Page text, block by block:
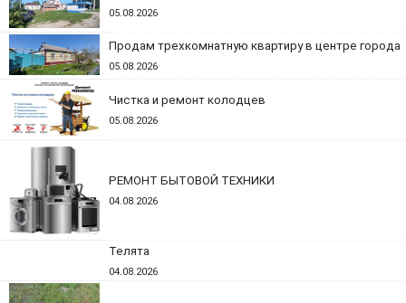
05.08.2026
Продам трехкомнатную квартиру в центре города
05.08.2026
Чистка и ремонт колодцев
05.08.2026
РЕМОНТ БЫТОВОЙ ТЕХНИКИ
04.08.2026
Телята
04.08.2026